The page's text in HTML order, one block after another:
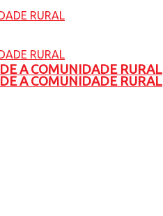
A COMUNIDADE RURAL
A COMUNIDADE RURAL